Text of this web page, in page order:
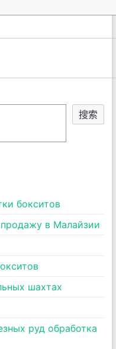
搜索
бокситов
в Малайзии
шахтах
руд обработка